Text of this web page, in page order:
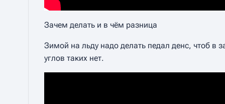
Зачем делать и в чём разница
Зимой на льду надо делать педал денс, чтоб в
углов таких нет.